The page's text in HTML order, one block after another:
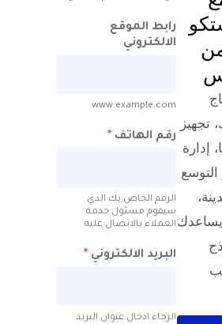
بك الذي
خدمة
عليه
*
عنوان البريد